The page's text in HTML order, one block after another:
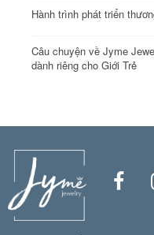
Hành trình phát triển
Câu chuyện về Jyme
dành riêng cho Giới Trẻ